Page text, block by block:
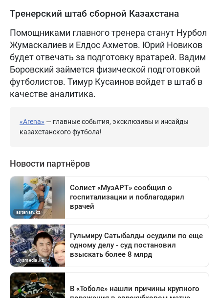
Тренерский штаб сборной Казахстана
Помощниками главного тренера станут Нурбол
Жумаскалиев и Елдос Ахметов. Юрий Новиков
будет отвечать за подготовку вратарей. Вадим
Боровский займется физической подготовкой
футболистов. Тимур Кусаинов войдет в штаб в
качестве аналитика.
«Arena» — главные события, эксклюзивы и инсайды
казахстанского футбола!